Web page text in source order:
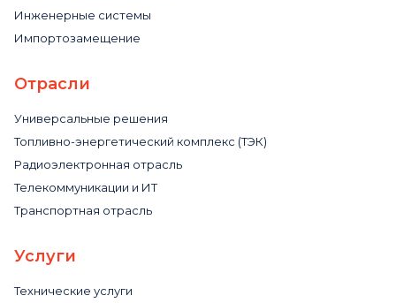
Инженерные системы
Импортозамещение
Отрасли
Универсальные решения
Топливно-энергетический комплекс (ТЭК)
Радиоэлектронная отрасль
Телекоммуникации и ИТ
Транспортная отрасль
Услуги
Технические услуги